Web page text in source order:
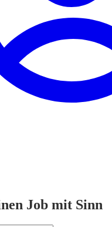
Job mit Sinn